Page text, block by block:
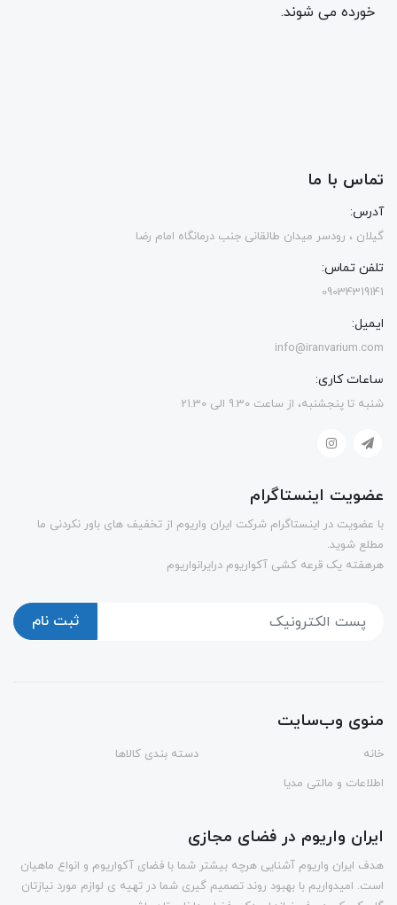
خورده می شوند.
تماس با ما
آدرس:
گیلان ، رودسر میدان طالقانی جنب درمانگاه امام رضا
تلفن تماس:
09034319141
ایمیل:
info@iranvarium.com
ساعات کاری:
شنبه تا پنجشنبه، از ساعت 9.30 الی 21.30
عضویت اینستاگرام
با عضویت در اینستاگرام شرکت ایران واریوم از تخفیف های باور نکردنی ما
مطلع شوید.
هرهفته یک قرعه کشی آکواریوم درایرانواریوم
ثبت نام
منوی وب‌سایت
خانه
دسته بندی کالاها
اطلاعات و مالتی مدیا
ایران واریوم در فضای مجازی
هدف ایران واریوم آشنایی هرچه بیشتر شما با فضای آکواریوم و انواع ماهیان
است. امیدواریم با بهبود روند تصمیم گیری شما در تهیه ی لوازم مورد نیازتان